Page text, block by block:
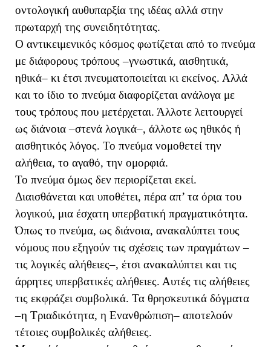
οντολογική αυθυπαρξία της ιδέας αλλά στην
πρωταρχή της συνειδητότητας.
Ο αντικειμενικός κόσμος φωτίζεται από το πνεύμα
με διάφορους τρόπους –γνωστικά, αισθητικά,
ηθικά– κι έτσι πνευματοποιείται κι εκείνος. Αλλά
και το ίδιο το πνεύμα διαφορίζεται ανάλογα με
τους τρόπους που μετέρχεται. Άλλοτε λειτουργεί
ως διάνοια –στενά λογικά–, άλλοτε ως ηθικός ή
αισθητικός λόγος. Το πνεύμα νομοθετεί την
αλήθεια, το αγαθό, την ομορφιά.
Το πνεύμα όμως δεν περιορίζεται εκεί.
Διαισθάνεται και υποθέτει, πέρα απ’ τα όρια του
λογικού, μια έσχατη υπερβατική πραγματικότητα.
Όπως το πνεύμα, ως διάνοια, ανακαλύπτει τους
νόμους που εξηγούν τις σχέσεις των πραγμάτων –
τις λογικές αλήθειες–, έτσι ανακαλύπτει και τις
άρρητες υπερβατικές αλήθειες. Αυτές τις αλήθειες
τις εκφράζει συμβολικά. Τα θρησκευτικά δόγματα
–η Τριαδικότητα, η Ενανθρώπιση– αποτελούν
τέτοιες συμβολικές αλήθειες.